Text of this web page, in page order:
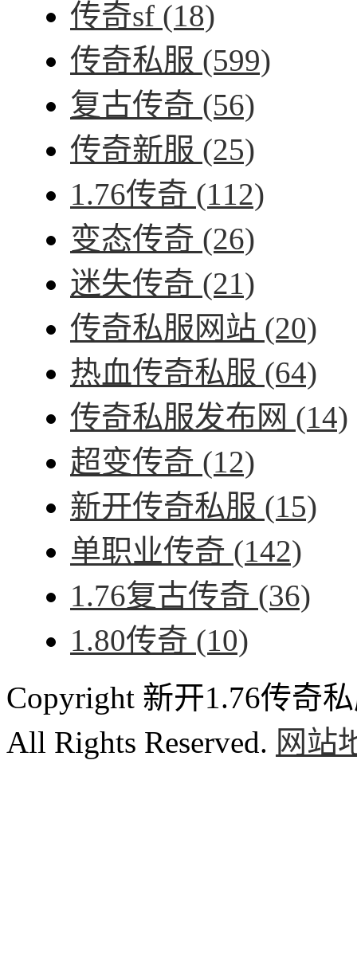
传奇sf (18)
传奇私服 (599)
复古传奇 (56)
传奇新服 (25)
1.76传奇 (112)
变态传奇 (26)
迷失传奇 (21)
传奇私服网站 (20)
热血传奇私服 (64)
传奇私服发布网 (14)
超变传奇 (12)
新开传奇私服 (15)
单职业传奇 (142)
1.76复古传奇 (36)
1.80传奇 (10)
Copyright 新开1.76传奇
All Rights Reserved. 网站